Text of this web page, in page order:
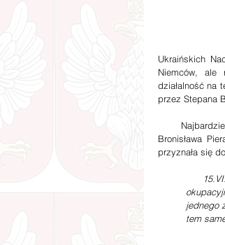
Ukraińskich
Niemców, ale
działalność na
przez Stepana
Najbardziej
Bronisława
przyznała się
jednego
tem